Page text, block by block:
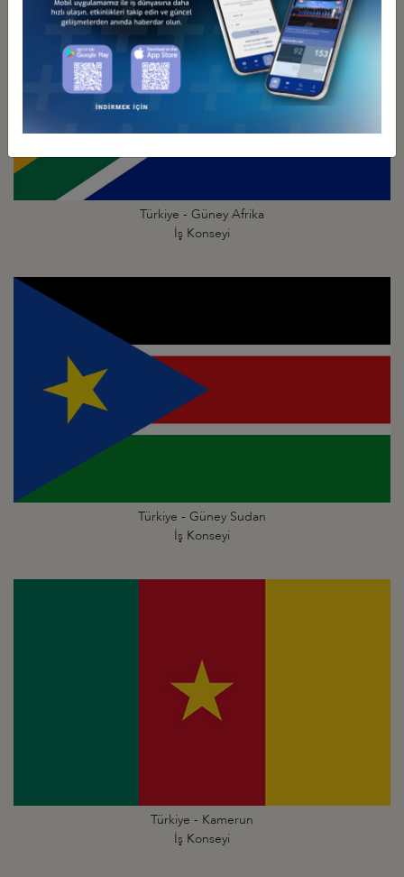
Türkiye - Güney Afrika
İş Konseyi
Türkiye - Güney Sudan
İş Konseyi
Türkiye - Kamerun
İş Konseyi